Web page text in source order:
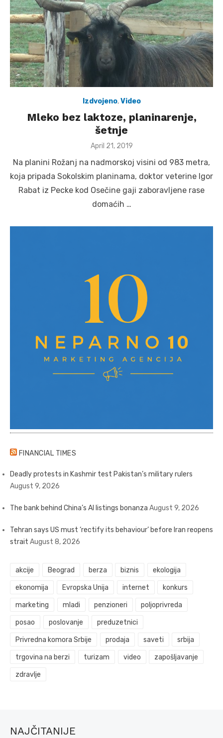
Izdvojeno,Video
Mleko bez laktoze, planinarenje,
šetnje
Posted
April 21, 2019
Na planini Rožanj na nadmorskoj visini od 983 metra,
koja pripada Sokolskim planinama, doktor veterine Igor
Rabat iz Pecke kod Osečine gaji zaboravljene rase
domaćih …
FINANCIAL TIMES
Deadly protests in Kashmir test Pakistan’s military rulers
August 9, 2026
The bank behind China’s AI listings bonanza August 9, 2026
Tehran says US must ‘rectify its behaviour’ before Iran reopens
strait August 8, 2026
akcije Beograd berza biznis ekologija
ekonomija Evropska Unija internet konkurs
marketing mladi penzioneri poljoprivreda
posao poslovanje preduzetnici
Privredna komora Srbije prodaja saveti srbija
trgovina na berzi turizam video zapošljavanje
zdravlje
NAJČITANIJE